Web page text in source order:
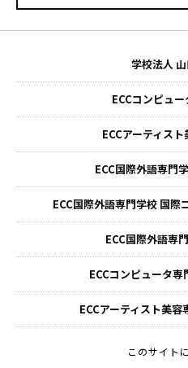
学校法人
ECCコンピュ
ECCアーティス
ECC国際外語専門
ECC国際外語専門学校 国際
ECC国際外語専
ECCコンピュータ専
ECCアーティスト美容
このサイト